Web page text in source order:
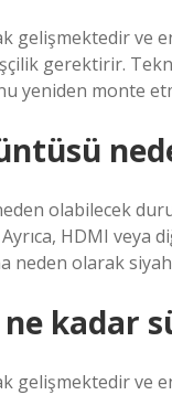
gelişmektedir ve
gerektirir.
yeniden monte
olabilecek
HDMI veya
neden olarak
kadar
gelişmektedir ve